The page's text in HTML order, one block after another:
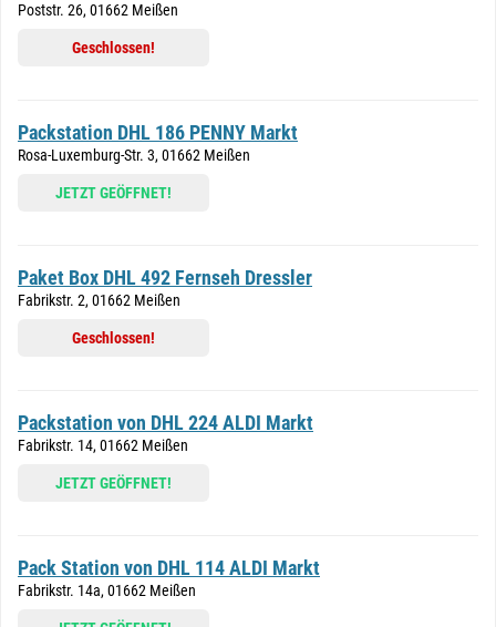
Poststr. 26, 01662 Meißen
Geschlossen!
Packstation DHL 186 PENNY Markt
Rosa-Luxemburg-Str. 3, 01662 Meißen
JETZT GEÖFFNET!
Paket Box DHL 492 Fernseh Dressler
Fabrikstr. 2, 01662 Meißen
Geschlossen!
Packstation von DHL 224 ALDI Markt
Fabrikstr. 14, 01662 Meißen
JETZT GEÖFFNET!
Pack Station von DHL 114 ALDI Markt
Fabrikstr. 14a, 01662 Meißen